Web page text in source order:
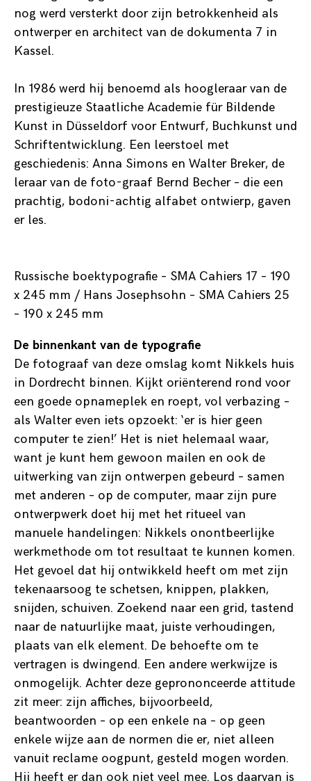
nog werd versterkt door zijn betrokkenheid als
ontwerper en architect van de dokumenta 7 in
Kassel.
In 1986 werd hij benoemd als hoogleraar van de
prestigieuze Staatliche Academie für Bildende
Kunst in Düsseldorf voor Entwurf, Buchkunst und
Schriftentwicklung. Een leerstoel met
geschiedenis: Anna Simons en Walter Breker, de
leraar van de foto-graaf Bernd Becher – die een
prachtig, bodoni-achtig alfabet ontwierp, gaven
er les.
Russische boektypografie – SMA Cahiers 17 – 190
x 245 mm / Hans Josephsohn – SMA Cahiers 25
– 190 x 245 mm
De binnenkant van de typografie
De fotograaf van deze omslag komt Nikkels huis
in Dordrecht binnen. Kijkt oriënterend rond voor
een goede opnameplek en roept, vol verbazing –
als Walter even iets opzoekt: ‘er is hier geen
computer te zien!’ Het is niet helemaal waar,
want je kunt hem gewoon mailen en ook de
uitwerking van zijn ontwerpen gebeurd – samen
met anderen – op de computer, maar zijn pure
ontwerpwerk doet hij met het ritueel van
manuele handelingen: Nikkels onontbeerlijke
werkmethode om tot resultaat te kunnen komen.
Het gevoel dat hij ontwikkeld heeft om met zijn
tekenaarsoog te schetsen, knippen, plakken,
snijden, schuiven. Zoekend naar een grid, tastend
naar de natuurlijke maat, juiste verhoudingen,
plaats van elk element. De behoefte om te
vertragen is dwingend. Een andere werkwijze is
onmogelijk. Achter deze geprononceerde attitude
zit meer: zijn affiches, bijvoorbeeld,
beantwoorden – op een enkele na – op geen
enkele wijze aan de normen die er, niet alleen
vanuit reclame oogpunt, gesteld mogen worden.
Hij heeft er dan ook niet veel mee. Los daarvan is